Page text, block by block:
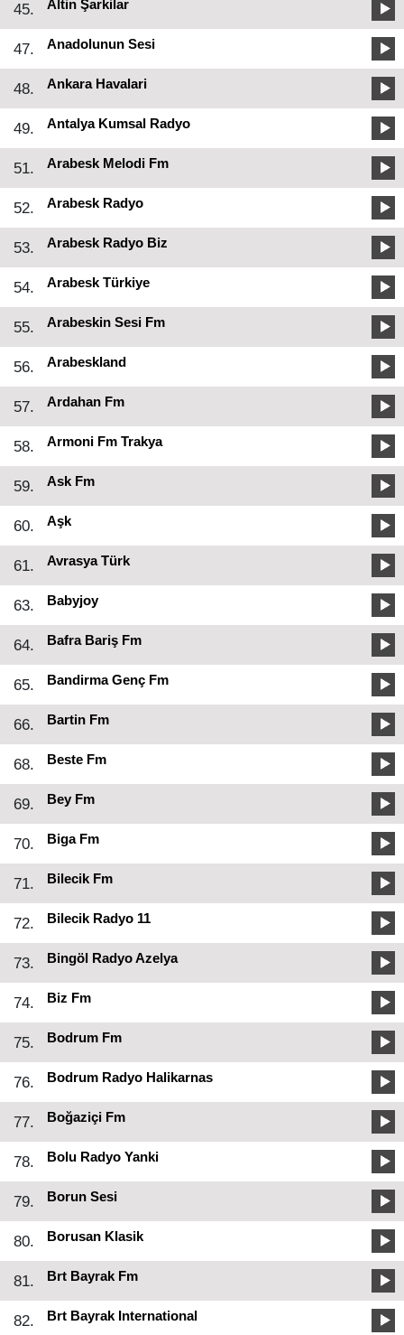
45. Altin Şarkilar
47. Anadolunun Sesi
48. Ankara Havalari
49. Antalya Kumsal Radyo
51. Arabesk Melodi Fm
52. Arabesk Radyo
53. Arabesk Radyo Biz
54. Arabesk Türkiye
55. Arabeskin Sesi Fm
56. Arabeskland
57. Ardahan Fm
58. Armoni Fm Trakya
59. Ask Fm
60. Aşk
61. Avrasya Türk
63. Babyjoy
64. Bafra Bariş Fm
65. Bandirma Genç Fm
66. Bartin Fm
68. Beste Fm
69. Bey Fm
70. Biga Fm
71. Bilecik Fm
72. Bilecik Radyo 11
73. Bingöl Radyo Azelya
74. Biz Fm
75. Bodrum Fm
76. Bodrum Radyo Halikarnas
77. Boğaziçi Fm
78. Bolu Radyo Yanki
79. Borun Sesi
80. Borusan Klasik
81. Brt Bayrak Fm
82. Brt Bayrak International